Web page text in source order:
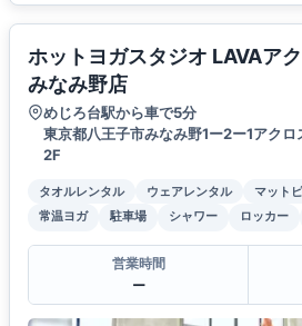
ホットヨガスタジオ LAVAア
みなみ野店
めじろ台駅から車で5分
東京都八王子市みなみ野1ー2ー1アク
2F
タオルレンタル ウェアレンタル マット
常温ヨガ
駐車場 シャワー ロッカー
営業時間
ー